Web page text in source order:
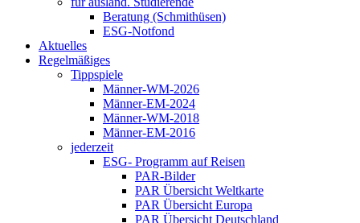
Beratung (Schmithüsen)
ESG-Notfond
Aktuelles
Regelmäßiges
Tippspiele
Männer-WM-2026
Männer-EM-2024
Männer-WM-2018
Männer-EM-2016
jederzeit
ESG- Programm auf Reisen
PAR-Bilder
PAR Übersicht Weltkarte
PAR Übersicht Europa
PAR Übersicht Deutschland